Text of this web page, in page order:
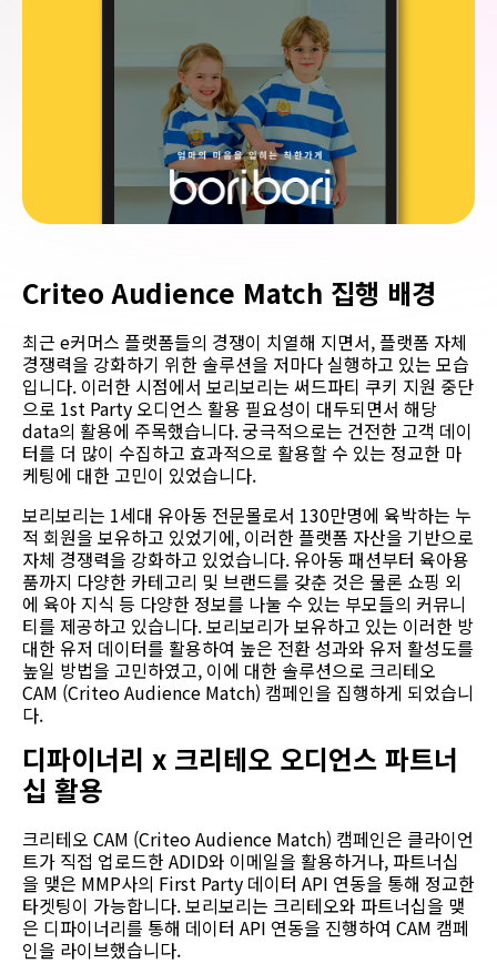
Criteo Audience Match 집행 배경
최근 e커머스 플랫폼들의 경쟁이 치열해 지면서, 플랫폼 자체
경쟁력을 강화하기 위한 솔루션을 저마다 실행하고 있는 모습
입니다. 이러한 시점에서 보리보리는 써드파티 쿠키 지원 중단
으로 1st Party 오디언스 활용 필요성이 대두되면서 해당
data의 활용에 주목했습니다. 궁극적으로는 건전한 고객 데이
터를 더 많이 수집하고 효과적으로 활용할 수 있는 정교한 마
케팅에 대한 고민이 있었습니다.
보리보리는 1세대 유아동 전문몰로서 130만명에 육박하는 누
적 회원을 보유하고 있었기에, 이러한 플랫폼 자산을 기반으로
자체 경쟁력을 강화하고 있었습니다. 유아동 패션부터 육아용
품까지 다양한 카테고리 및 브랜드를 갖춘 것은 물론 쇼핑 외
에 육아 지식 등 다양한 정보를 나눌 수 있는 부모들의 커뮤니
티를 제공하고 있습니다. 보리보리가 보유하고 있는 이러한 방
대한 유저 데이터를 활용하여 높은 전환 성과와 유저 활성도를
높일 방법을 고민하였고, 이에 대한 솔루션으로 크리테오
CAM (Criteo Audience Match) 캠페인을 집행하게 되었습니
다.
디파이너리 x 크리테오 오디언스 파트너
십 활용
크리테오 CAM (Criteo Audience Match) 캠페인은 클라이언
트가 직접 업로드한 ADID와 이메일을 활용하거나, 파트너십
을 맺은 MMP사의 First Party 데이터 API 연동을 통해 정교한
타겟팅이 가능합니다. 보리보리는 크리테오와 파트너십을 맺
은 디파이너리를 통해 데이터 API 연동을 진행하여 CAM 캠페
인을 라이브했습니다.